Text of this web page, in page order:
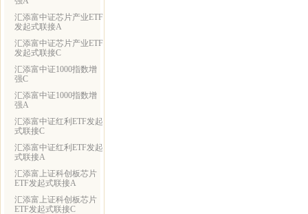
汇添富中证芯片产业ETF
发起式联接A
汇添富中证芯片产业ETF
发起式联接C
汇添富中证1000指数增
强C
汇添富中证1000指数增
强A
汇添富中证红利ETF发起
式联接C
汇添富中证红利ETF发起
式联接A
汇添富上证科创板芯片
ETF发起式联接A
汇添富上证科创板芯片
ETF发起式联接C